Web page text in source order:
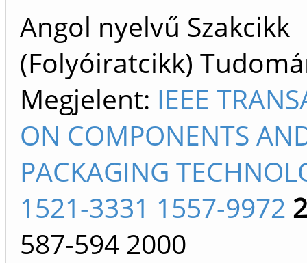
Angol nyelvű Szakcikk
(Folyóiratcikk)
Megjelent: IEEE
ON COMPONENTS
PACKAGING
1521-3331 1557-9972
587-594 2000